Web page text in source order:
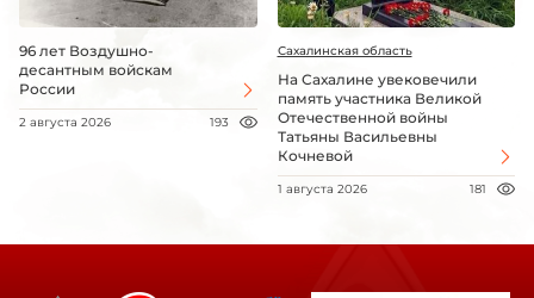
96 лет Воздушно-
десантным войскам
России
2 августа 2026 193
Сахалинская область
На Сахалине увековечили
память участника Великой
Отечественной войны
Татьяны Васильевны
Кочневой
1 августа 2026 181